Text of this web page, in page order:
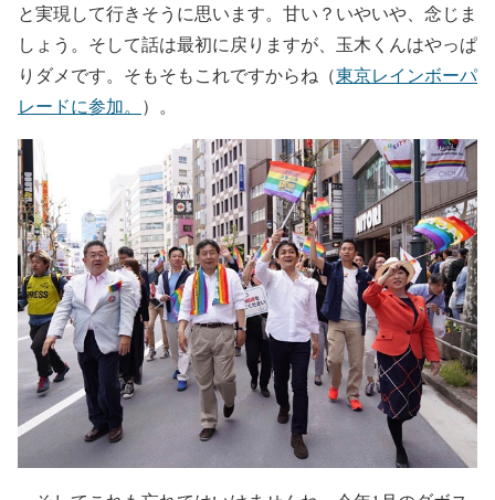
と実現して行きそうに思います。甘い？いやいや、念じま
しょう。そして話は最初に戻りますが、玉木くんはやっぱ
りダメです。そもそもこれですからね（東京レインボーパ
レードに参加。 ）。